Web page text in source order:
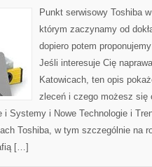
Punkt serwisowy Toshiba
którym zaczynamy od
dopiero potem
Jeśli interesuje Cię
Katowicach, ten opis
zleceń i czego możesz się
i Systemy i Nowe Technologie i
Toshiba, w tym szczególnie na
[…]